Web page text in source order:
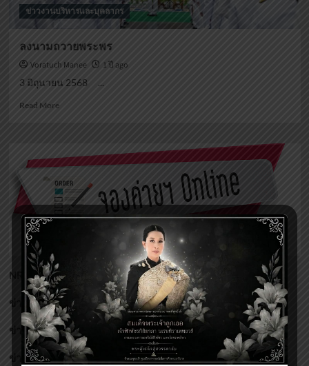
ข่าวงานบริหารและบุคลากร
ลงนามถวายพระพร
Voratuch Manee
1 ปี ago
3 มิถุนายน 2568 ...
Read MoreRead
นาม
ถวาย
พระพร
NRSC(17)
ข่าวกิจกรรมศูนย์ฯ (173)
ข่าวงานบริหารและบุคลากร(216)
ข่าวจัดซื้อ/จัดจ้าง(1)